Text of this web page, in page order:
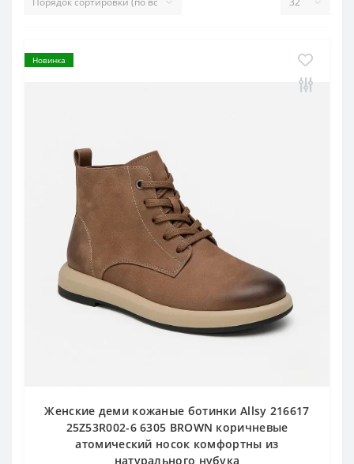
Новинка
Женские деми кожаные ботинки Allsy 216617
25Z53R002-6 6305 BROWN коричневые
атомический носок комфортны из
натурального нубука